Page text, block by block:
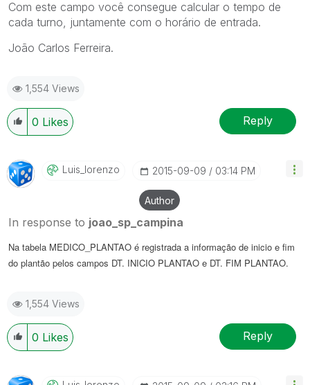
Com este campo você consegue calcular o tempo de
cada turno, juntamente com o horário de entrada.
João Carlos Ferreira.
1,554 Views
0 Likes Reply
Luis_lorenzo ‎2015-09-09 03:14 PM
Author
In response to joao_sp_campina
Na tabela MEDICO_PLANTAO é registrada a informação de inicio e fim
do plantão pelos campos DT. INICIO PLANTAO e DT. FIM PLANTAO.
1,554 Views
0 Likes Reply